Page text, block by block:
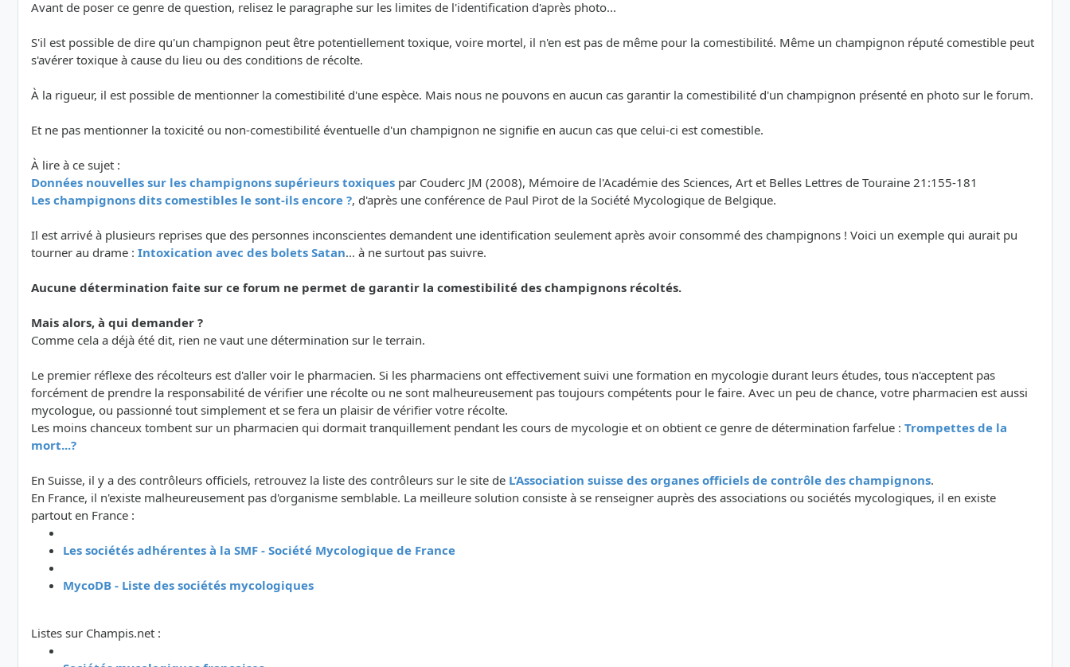
Avant de poser ce genre de question, relisez le paragraphe sur les limites de l'identification d'après photo...
S'il est possible de dire qu'un champignon peut être potentiellement toxique, voire mortel, il n'en est pas de même pour la comestibilité. Même un champignon réputé comestible peut
s'avérer toxique à cause du lieu ou des conditions de récolte.
À la rigueur, il est possible de mentionner la comestibilité d'une espèce. Mais nous ne pouvons en aucun cas garantir la comestibilité d'un champignon présenté en photo sur le forum.
Et ne pas mentionner la toxicité ou non-comestibilité éventuelle d'un champignon ne signifie en aucun cas que celui-ci est comestible.
À lire à ce sujet :
Données nouvelles sur les champignons supérieurs toxiques par Couderc JM (2008), Mémoire de l'Académie des Sciences, Art et Belles Lettres de Touraine 21:155-181
Les champignons dits comestibles le sont-ils encore ?, d'après une conférence de Paul Pirot de la Société Mycologique de Belgique.
Il est arrivé à plusieurs reprises que des personnes inconscientes demandent une identification seulement après avoir consommé des champignons ! Voici un exemple qui aurait pu
tourner au drame : Intoxication avec des bolets Satan... à ne surtout pas suivre.
Aucune détermination faite sur ce forum ne permet de garantir la comestibilité des champignons récoltés.
Mais alors, à qui demander ?
Comme cela a déjà été dit, rien ne vaut une détermination sur le terrain.
Le premier réflexe des récolteurs est d'aller voir le pharmacien. Si les pharmaciens ont effectivement suivi une formation en mycologie durant leurs études, tous n'acceptent pas
forcément de prendre la responsabilité de vérifier une récolte ou ne sont malheureusement pas toujours compétents pour le faire. Avec un peu de chance, votre pharmacien est aussi
mycologue, ou passionné tout simplement et se fera un plaisir de vérifier votre récolte.
Les moins chanceux tombent sur un pharmacien qui dormait tranquillement pendant les cours de mycologie et on obtient ce genre de détermination farfelue : Trompettes de la
mort...?
En Suisse, il y a des contrôleurs officiels, retrouvez la liste des contrôleurs sur le site de L’Association suisse des organes officiels de contrôle des champignons.
En France, il n'existe malheureusement pas d'organisme semblable. La meilleure solution consiste à se renseigner auprès des associations ou sociétés mycologiques, il en existe
partout en France :
Les sociétés adhérentes à la SMF - Société Mycologique de France
MycoDB - Liste des sociétés mycologiques
Listes sur Champis.net :